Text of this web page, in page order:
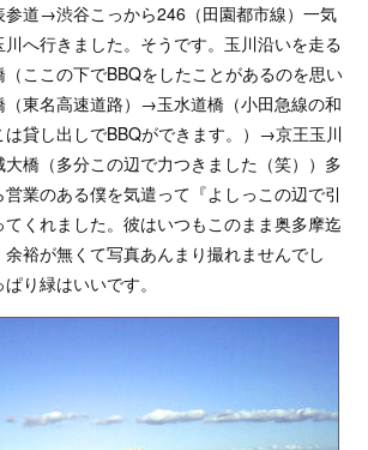
道→渋谷こっから246（田園都市線）一気
へ行きました。そうです。玉川沿いを走る
ここの下でBBQをしたことがあるのを思い
東名高速道路）→玉水道橋（小田急線の和
は貸し出しでBBQができます。）→京王玉川
橋（多分この辺で力つきました（笑））多
業のある僕を気遣って『よしっこの辺で引
くれました。彼はいつもこのまま奥多摩迄
裕が無くて写真あんまり撮れませんでし
り緑はいいです。